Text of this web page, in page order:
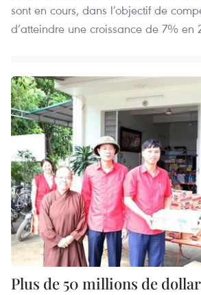
sont en cours, dans l’objectif de
d’atteindre une croissance de 7% en
Plus de 50 millions de